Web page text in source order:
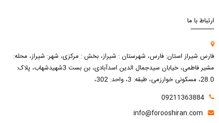
ارتباط با ما
فارس شیراز استان: فارس، شهرستان : شیراز، بخش : مرکزی، شهر: شیراز، محله:
مشیر فاطمی، خیابان سیدجمال الدین اسدآبادی، بن بست 3شهیدشهاب، پلاک:
28.0، مسکونی خوارزمی، طبقه: 3، واحد: 302،
09211363884
info@forooshiran.com